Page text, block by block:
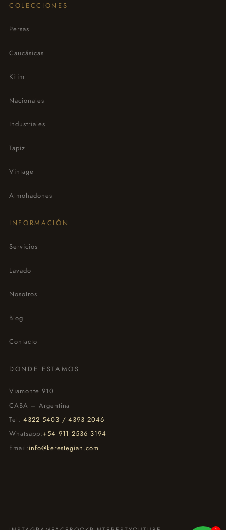
COLECCIONES
Persas
Caucásicas
Kilim
Nacionales
Industriales
Tapiz
Vintage
Almohadones
INFORMACIÓN
Servicios
Lavado
Nosotros
Blog
Contacto
DONDE ESTAMOS
Viamonte 910
CABA – Argentina
Tel. 4322 5403 / 4393 2046
Whatsapp:+54 911 2536 3194
Email:info@kerestegian.com